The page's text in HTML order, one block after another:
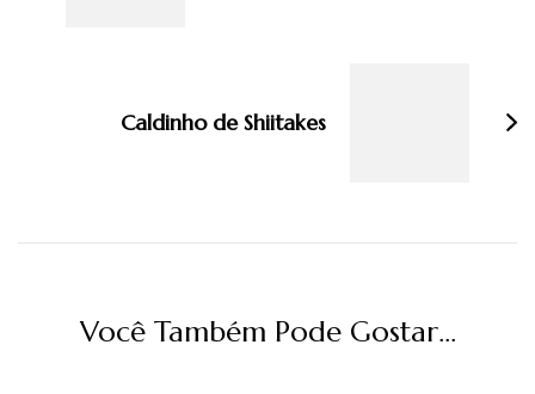
Caldinho de Shiitakes
Você Também Pode Gostar...